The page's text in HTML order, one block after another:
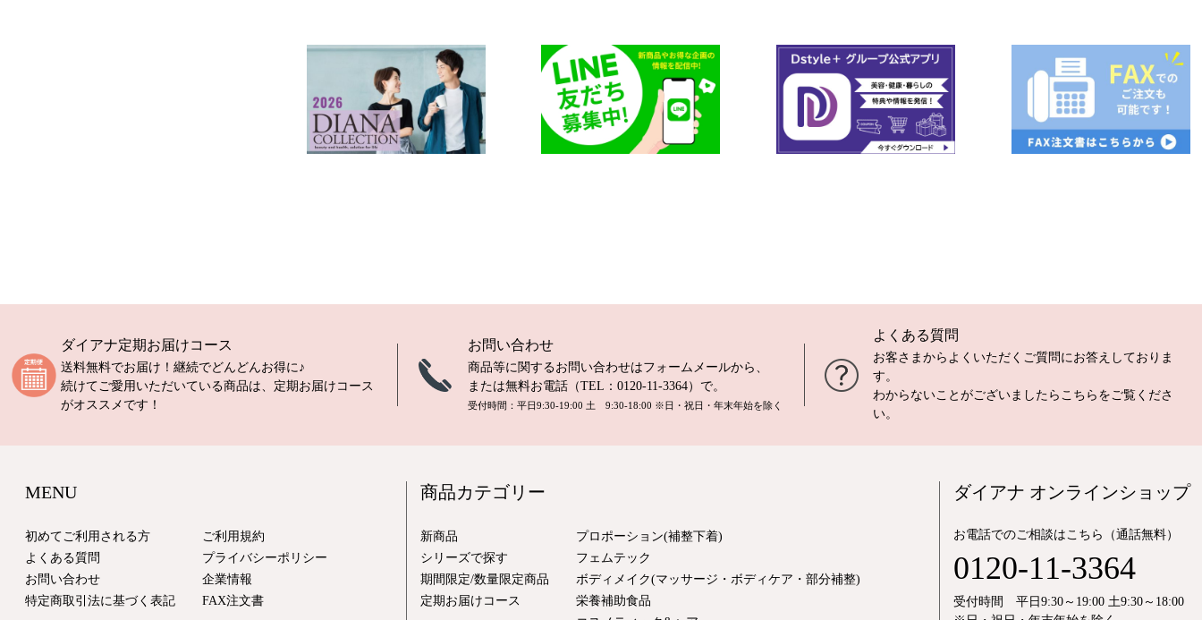
ダイアナ定期お届けコース
送料無料でお届け！継続でどんどんお得に♪
続けてご愛用いただいている商品は、定期お届けコース
がオススメです！
お問い合わせ
商品等に関するお問い合わせはフォームメールから、
または無料お電話（TEL： 0120-11-3364）で。
受付時間：平日9:30-19:00 土 9:30-18:00 ※日・祝日・年末年始を除く
よくある質問
お客さまからよくいただくご質問にお答えしておりま
す。
わからないことがございましたら こちら をご覧くださ
い。
MENU
初めてご利用される方
よくある質問
お問い合わせ
特定商取引法に基づく表記
ご利用規約
プライバシーポリシー
企業情報
FAX注文書
商品カテゴリー
新商品
シリーズで探す
期間限定/数量限定商品
定期お届けコース
プロポーション(補整下着)
フェムテック
ボディメイク(マッサージ・ボディケア・部分補整)
栄養補助食品
ダイアナ オンラインショップ
お電話でのご相談はこちら（通話無料）
0120-11-3364
受付時間 平日9:30～19:00 土9:30～18:00